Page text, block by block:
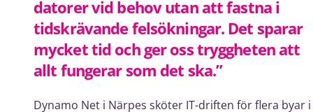
datorer vid behov utan att fastna i
tidskrävande felsökningar. Det sparar
mycket tid och ger oss tryggheten att
allt fungerar som det ska.”
Dynamo Net i Närpes sköter IT-driften för flera byar i